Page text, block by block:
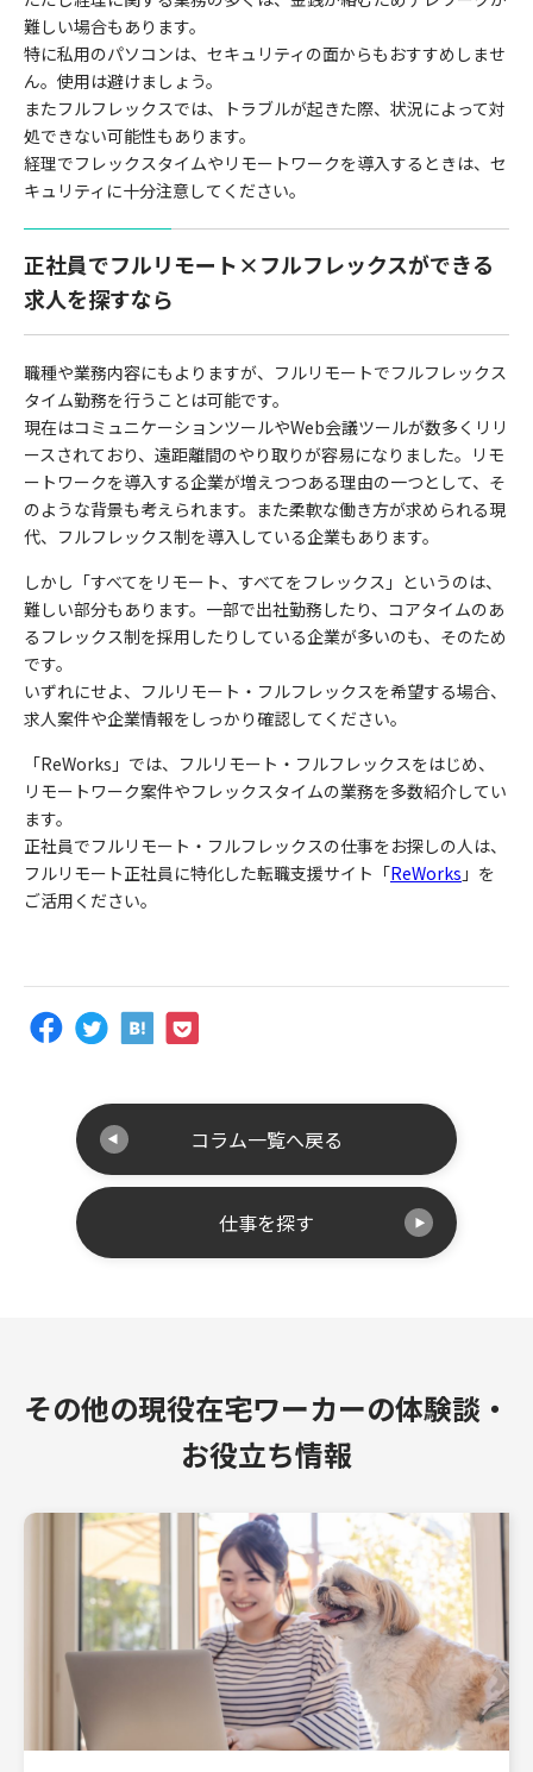
難しい場合もあります。
特に私用のパソコンは、セキュリティの面からもおすすめしませ
ん。使用は避けましょう。
またフルフレックスでは、トラブルが起きた際、状況によって対
処できない可能性もあります。
経理でフレックスタイムやリモートワークを導入するときは、セ
キュリティに十分注意してください。
正社員でフルリモート×フルフレックスができる
求人を探すなら
職種や業務内容にもよりますが、フルリモートでフルフレックス
タイム勤務を行うことは可能です。
現在はコミュニケーションツールやWeb会議ツールが数多くリリ
ースされており、遠距離間のやり取りが容易になりました。リモ
ートワークを導入する企業が増えつつある理由の一つとして、そ
のような背景も考えられます。また柔軟な働き方が求められる現
代、フルフレックス制を導入している企業もあります。
しかし「すべてをリモート、すべてをフレックス」というのは、
難しい部分もあります。一部で出社勤務したり、コアタイムのあ
るフレックス制を採用したりしている企業が多いのも、そのため
です。
いずれにせよ、フルリモート・フルフレックスを希望する場合、
求人案件や企業情報をしっかり確認してください。
「ReWorks 」では、フルリモート・フルフレックスをはじめ、
リモートワーク案件やフレックスタイムの業務を多数紹介してい
ます。
正社員でフルリモート・フルフレックスの仕事をお探しの人は、
フルリモート正社員に特化した転職支援サイト「ReWorks 」を
ご活用ください。
コラム一覧へ戻る
仕事を探す
その他の現役在宅ワーカーの体験談・
お役立ち情報